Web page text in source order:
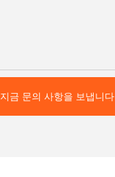
지금 문의 사항을 보냅니다